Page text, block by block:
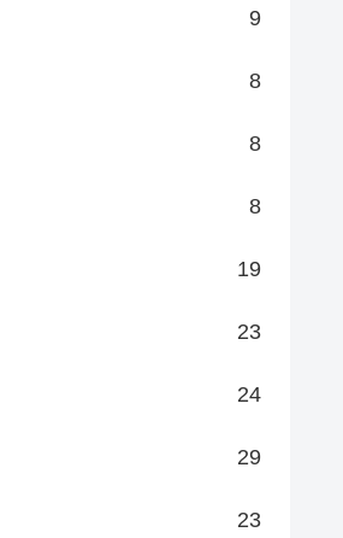
9
8
8
8
19
23
24
29
23